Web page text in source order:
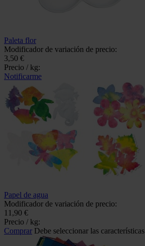
Paleta flor
Modificador de variación de precio:
3,50 €
Precio / kg:
Notificarme
Papel de agua
Modificador de variación de precio:
11,90 €
Precio / kg:
Comprar Debe seleccionar las características